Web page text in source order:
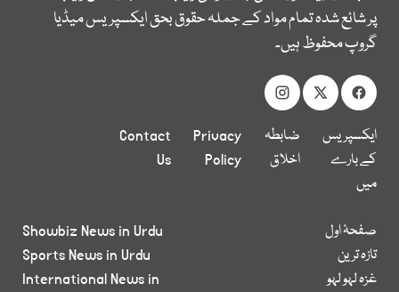
پر شائع شدہ تمام مواد کے جملہ حقوق بحق ایکسپریس میڈیا
گروپ محفوظ ہیں۔
ایکسپریس
کے بارے
میں
ضابطہ
اخلاق
Privacy
Policy
Contact
Us
صفحۂ اول
تازہ ترین
غزہ لہو لہو
Showbiz News in Urdu
Sports News in Urdu
International News in